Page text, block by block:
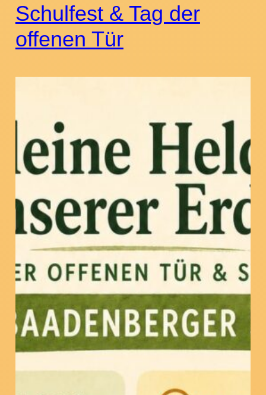
Schulfest & Tag der
offenen Tür